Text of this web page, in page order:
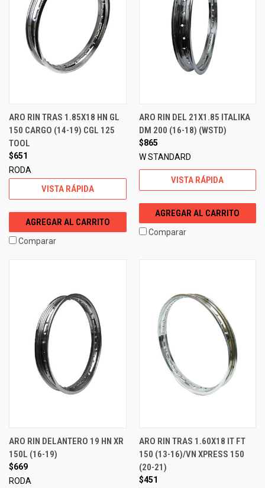
ARO RIN TRAS 1.85X18 HN GL
150 CARGO (14-19) CGL 125
TOOL
$651
RODA
VISTA RÁPIDA
AGREGAR AL CARRITO
Comparar
ARO RIN DEL 21X1.85 ITALIKA
DM 200 (16-18) (WSTD)
$865
W STANDARD
VISTA RÁPIDA
AGREGAR AL CARRITO
Comparar
ARO RIN DELANTERO 19 HN XR
150L (16-19)
$669
RODA
ARO RIN TRAS 1.60X18 IT FT
150 (13-16)/VN XPRESS 150
(20-21)
$451